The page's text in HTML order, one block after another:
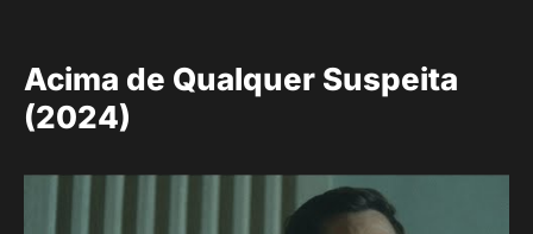
Acima de Qualquer Suspeita
(2024)